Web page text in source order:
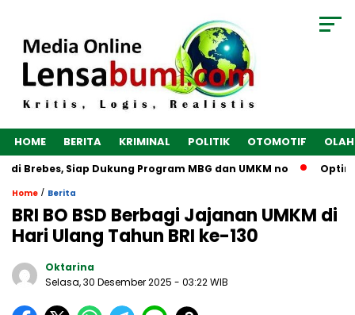
HOME BERITA KRIMINAL POLITIK OTOMOTIF
Siap Dukung Program MBG dan UMKM no
Home / Berita
BRI BO BSD Berbagi Jajanan UMKM di
Hari Ulang Tahun BRI ke-130
Oktarina
Selasa, 30 Desember 2025 - 03:22 WIB